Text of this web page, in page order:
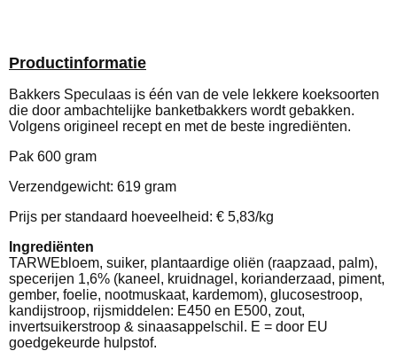
Productinformatie
Bakkers Speculaas is één van de vele lekkere koeksoorten
die door ambachtelijke banketbakkers wordt gebakken.
Volgens origineel recept en met de beste ingrediënten.
Pak 600 gram
Verzendgewicht: 619 gram
Prijs per standaard hoeveelheid: € 5,83/kg
Ingrediënten
TARWEbloem, suiker, plantaardige oliën (raapzaad, palm),
specerijen 1,6% (kaneel, kruidnagel, korianderzaad, piment,
gember, foelie, nootmuskaat, kardemom), glucosestroop,
kandijstroop, rijsmiddelen: E450 en E500, zout,
invertsuikerstroop & sinaasappelschil. E = door EU
goedgekeurde hulpstof.